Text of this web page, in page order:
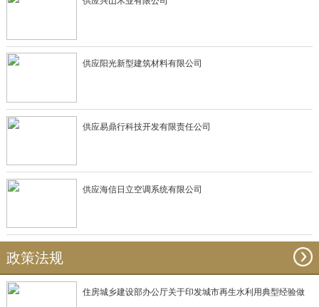
供应阳光新型建筑材料有限公司
供应易鼎行科技开发有限责任公司
供应海信日立空调系统有限公司
政策法规
住房城乡建设部办公厅关于印发城市再生水利用典型经验做